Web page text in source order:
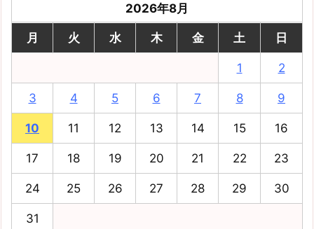
2026年8月
月 火 水 木 金 土 日
1 2
3 4 5 6 7 8 9
10 11 12 13 14 15 16
17 18 19 20 21 22 23
24 25 26 27 28 29 30
31